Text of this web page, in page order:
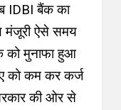
IDBI बैंक का
मंजूरी ऐसे समय
को मुनाफा हुआ
को कम कर कर्ज
की ओर से